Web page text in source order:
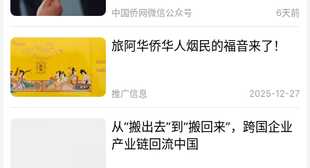
中国侨网微信公众号 6天前
旅阿华侨华人烟民的福音来了！
推广信息 2025-12-27
从“搬出去”到“搬回来”，跨国企业
产业链回流中国